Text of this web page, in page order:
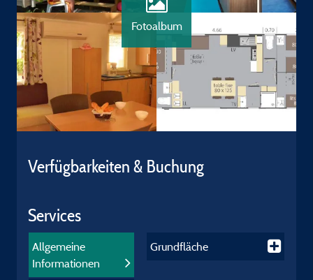
Fotoalbum
Verfügbarkeiten & Buchung
Services
Allgemeine
Informationen
Grundfläche